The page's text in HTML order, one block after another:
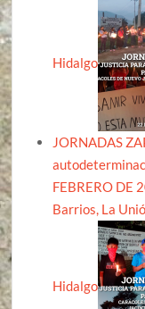
Hidalgo
JORNADAS
FEBRERO DE
Barrios, La
Hidalgo